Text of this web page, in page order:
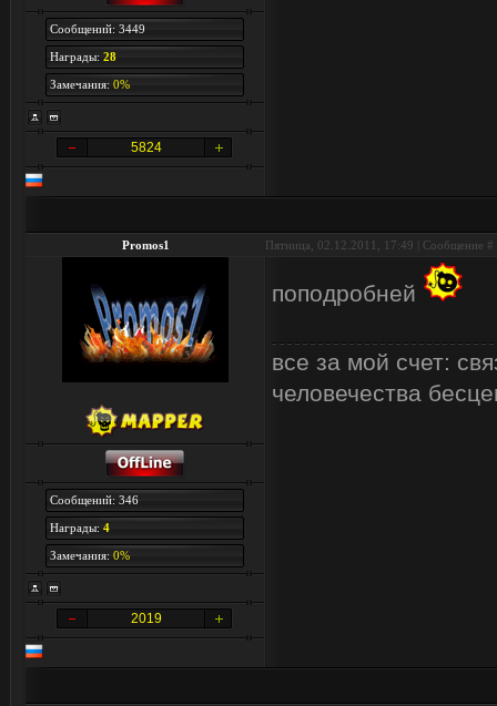
Сообщений: 3449
Награды: 28
Замечания: 0%
5824
Promos1 Пятница, 02.12.2011, 17:49 | Сообщение #
Сообщений: 346
Награды: 4
Замечания: 0%
2019
поподробней
все за мой счет:
человечества